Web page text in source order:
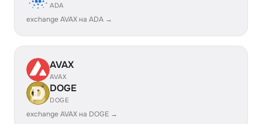
ADA
exchange AVAX на ADA →
AVAX
AVAX
DOGE
DOGE
exchange AVAX на DOGE →